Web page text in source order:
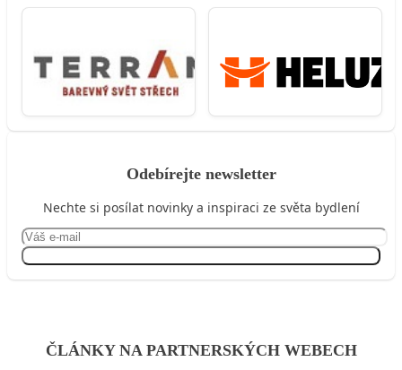
Odebírejte newsletter
Nechte si posílat novinky a inspiraci ze světa bydlení
ČLÁNKY NA PARTNERSKÝCH WEBECH